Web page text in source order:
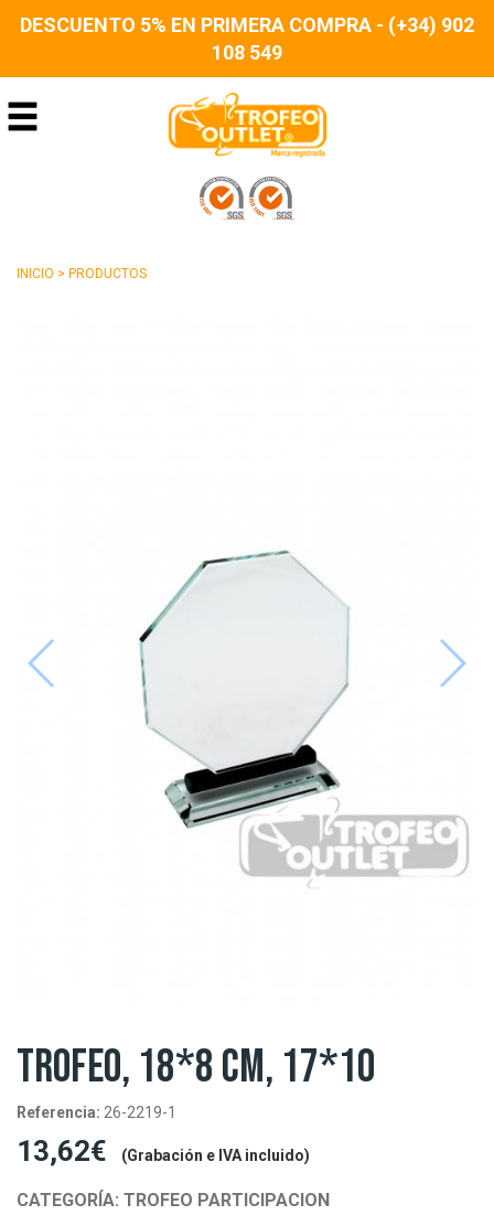
DESCUENTO 5% EN PRIMERA COMPRA - (+34) 902
108 549
INICIO > PRODUCTOS
TROFEO, 18*8 CM, 17*10
Referencia: 26-2219-1
13,62€ (Grabación e IVA incluido)
CATEGORÍA: TROFEO PARTICIPACION